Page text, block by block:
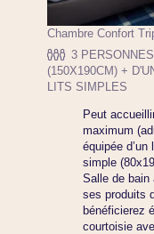
Chambre Confort
3 PERSONNES
(150X190CM) +
LITS SIMPLES
Peut
maximum
équipée
simple
Salle de bain
ses produits
bénéficierez
courtoisie